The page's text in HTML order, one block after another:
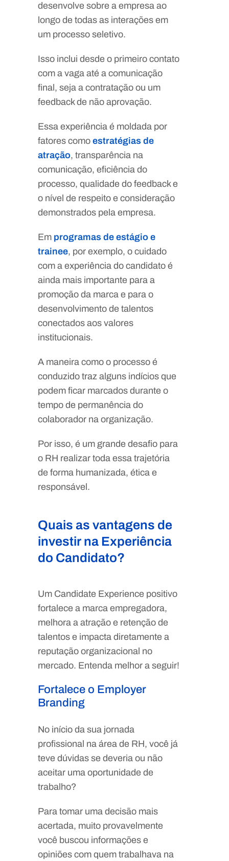
desenvolve sobre a empresa ao
longo de todas as interações em
um processo seletivo.
Isso inclui desde o primeiro contato
com a vaga até a comunicação
final, seja a contratação ou um
feedback de não aprovação.
Essa experiência é moldada por
fatores como estratégias de
atração, transparência na
comunicação, eficiência do
processo, qualidade do feedback e
o nível de respeito e consideração
demonstrados pela empresa.
Em programas de estágio e
trainee, por exemplo, o cuidado
com a experiência do candidato é
ainda mais importante para a
promoção da marca e para o
desenvolvimento de talentos
conectados aos valores
institucionais.
A maneira como o processo é
conduzido traz alguns indícios que
podem ficar marcados durante o
tempo de permanência do
colaborador na organização.
Por isso, é um grande desafio para
o RH realizar toda essa trajetória
de forma humanizada, ética e
responsável.
Quais as vantagens de
investir na Experiência
do Candidato?
Um Candidate Experience positivo
fortalece a marca empregadora,
melhora a atração e retenção de
talentos e impacta diretamente a
reputação organizacional no
mercado. Entenda melhor a seguir!
Fortalece o Employer
Branding
No início da sua jornada
profissional na área de RH, você já
teve dúvidas se deveria ou não
aceitar uma oportunidade de
trabalho?
Para tomar uma decisão mais
acertada, muito provavelmente
você buscou informações e
opiniões com quem trabalhava na